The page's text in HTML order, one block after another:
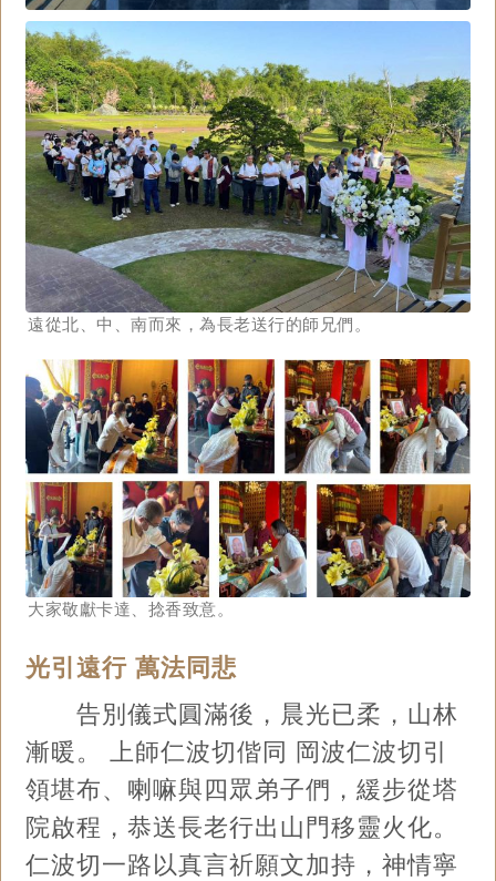
遠從北、中、南而來，為長老送行的師兄們。
大家敬獻卡達、捻香致意。
光引遠行 萬法同悲
告別儀式圓滿後，晨光已柔，山林
漸暖。 上師仁波切偕同 岡波仁波切引
領堪布、喇嘛與四眾弟子們，緩步從塔
院啟程，恭送長老行出山門移靈火化。
仁波切一路以真言祈願文加持，神情寧